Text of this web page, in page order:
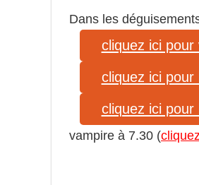
Dans les
cliquez ici
cliquez ici pour
cliquez ici pour
vampire à 7.30 (